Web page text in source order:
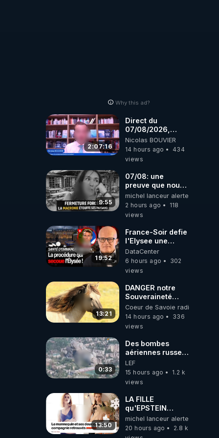
Why this ad?
2:07:16
Direct du
07/08/2026,
présenté par
Nicolas BOUVIER
Nicolas BOUVIER
14 hours ago
434
views
9:55
07/08: une
preuve que nous
somme passé en
absurdie une
dictature qui veut
opposant !
michel lanceur alerte
2 hours ago
118
views
19:52
France-Soir defie
l'Elysee une
procedure inedite
sur la sante du
president - Nexus
DataCenter
6 hours ago
302
views
13:21
DANGER notre
Souveraineté
Alimentaire est
attaqué...
Coeur de Savoie radioweb TV
14 hours ago
336
views
0:33
Des bombes
aériennes russes
anéantissent les
centres de
contrôle de
brigades
ukrainienne
LEF
15 hours ago
1.2 k
views
13:50
LA FILLE
qu'EPSTEIN
VOULAIT CACHER
michel lanceur alerte
20 hours ago
2.8 k